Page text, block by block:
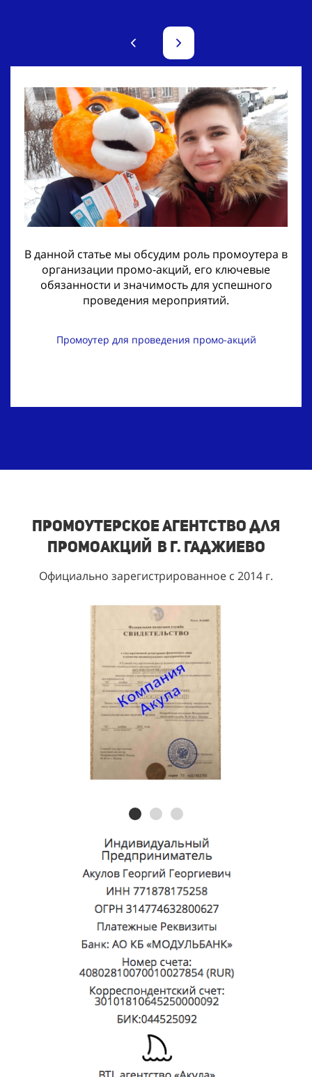
В данной статье мы обсудим роль промоутера в
организации промо-акций, его ключевые
обязанности и значимость для успешного
проведения мероприятий.
Промоутер для проведения промо-акций
Промоутерское агентство для
промоакций в г. Гаджиево
Официально зарегистрированное с 2014 г.